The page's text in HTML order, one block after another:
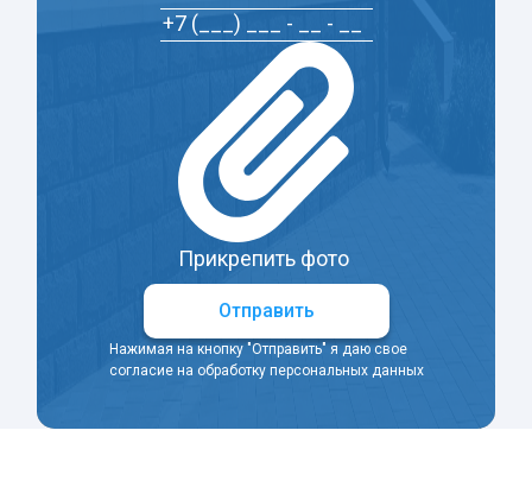
Прикрепить фото
Отправить
Нажимая на кнопку "Отправить" я даю свое
согласие на обработку персональных данных